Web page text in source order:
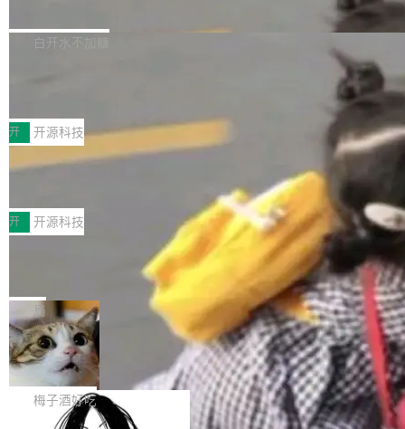
个主 agent 循环，外加一组后台 agent。这些后
库，并将作为transport接入Mooncake TENT。
MPComm将作为一种传输引擎接入Mooncake T
ENT，实现零拷贝传输性能提升30%、非零拷贝
传输性能最高提升5倍。UCL-MPComm底层基
于自研UCL-Engine通信引擎，后续腾讯网平将
持续开源更多基于UCL-Engine的高性能通信组
件。 腾讯网平团队在UCL-MPComm中实现了一
个独立于业务线程的全局通信引擎（Engine），
白开水不加糖
型案例入选名单》，深信服“面向企业研发场景的
开源 AI 编程平台 CoStrict 应用”凭借卓越的技术
创新与落地成效成功入选。 全链路私有化部署，
助力企业AI研发安全落地 当前，越来越多企业已
经开始引入 AI Coding 工具，通过调用公有云模
型或企业内部部署模型提升研发效率。但随着 AI
Coding 从个人辅助工具逐步走向团队级、组织
级应用，企业在规模化落地过程中，对安全性、
可控性和代码质量提出了更高要求。 首先是数据
安全与合规要求。对于大多数普通研发场景，公
有云模型能够满足快速试用和效率提升的需求。
但对于金融、能源、医疗等对数据安全要求较...
开 开源科技
深信服AI算力网关入选工信部人工智能
前不久，工业和信息化部正式发布《2025年人工
智能应用典型案例名单》，集中展示人工智能在
各领域的应用成果，覆盖技术底座、行业赋能、
产品应用、支撑保障、专题等五大方向。深信服
AI算力网关（AI创新平台）成功入选！ 随着各行
各业的Agent走向规模化建设，算力构成形态逐
渐丰富，用户关注的重点也在发生变化：不只是
让AI用起来，还要进一步看清混合算力时代下，
Token花在哪里、算力是否被充分利用，以及持
续增长的AI成本该如何优化。 深信服AI算力网关
正是围绕这些实际问题，从Token治理和成本治
开 开源科技
Jeff Dean 离开 Google：一个时代的结
束，一个实验室的开始
Google 员工编号 20。MapReduce 作者之一。
Bigtable 作者之一。TensorFlow 的作者之一。
Gemini 的架构师。Google 首席科学家。 Jeff D
ean 在 Google 工作了 27 年后，宣布离职。 他
不是一个人走。一同离开的还有 Sanjay Ghema
wat（Google 员工编号 23，Jeff Dean 二十多
年的编程搭档，MapReduce 和 Bigtable 的共同
局
🔥 SolonCode v2026.8.4 发布：界面
字体可调、22 种语言、记忆搜索增强
打开终端就能上岗的全中文编码智能体，这一轮
把「看得清、用母语、记得住」三件事一次补
齐。 SolonCode 是什么 SolonCode 是杭州无
梅子酒好吃